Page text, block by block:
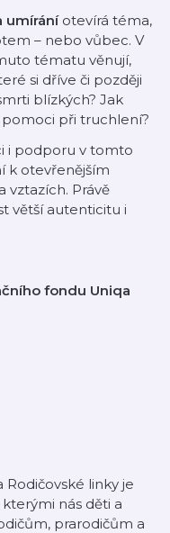
umírání otevírá téma,
– nebo vůbec. V
tématu věnují,
si dříve či později
blízkých? Jak
při truchlení?
i podporu v tomto
k otevřenějším
vztazích. Právě
větší autenticitu i
fondu Uniqa
linky je
nás děti a
prarodičům a